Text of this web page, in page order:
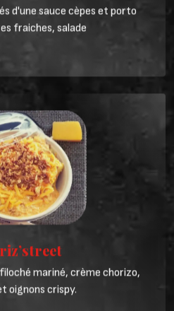
d'une sauce cèpes et porto
fraiches, salade
mariné, crème chorizo,
oignons crispy.